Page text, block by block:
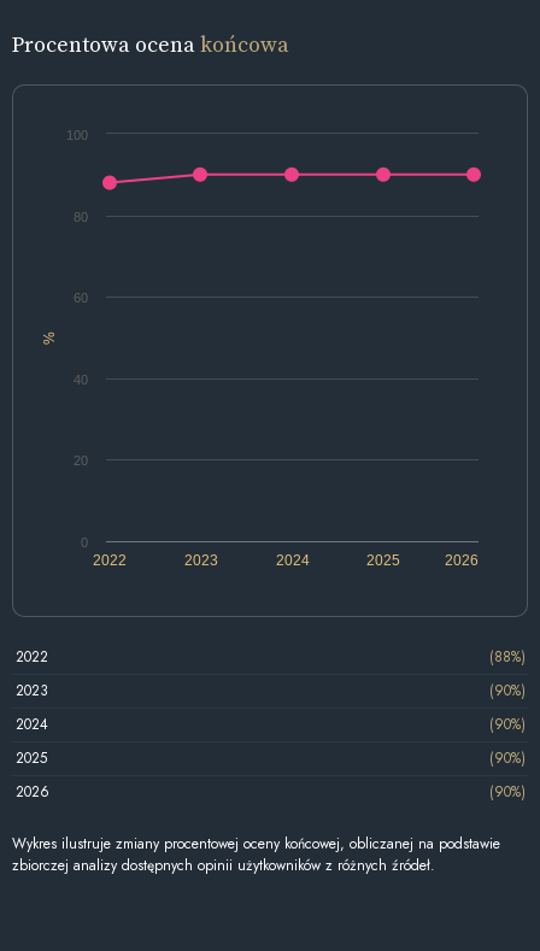
Procentowa ocenakońcowa
%
2022 2024 2026
2023 2025
0
20
40
60
80
100
2022
(88%)
2023
(90%)
2024
(90%)
2025
(90%)
2026
(90%)
Wykres ilustruje zmiany procentowej oceny końcowej, obliczanej na podstawie
zbiorczej analizy dostępnych opinii użytkowników z różnych źródeł.